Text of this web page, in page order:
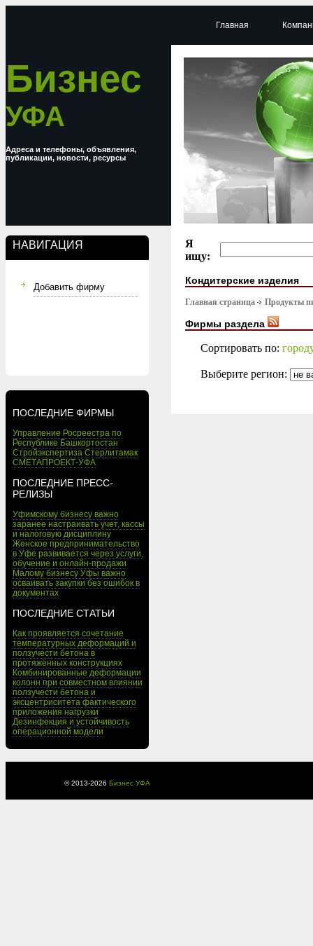
Бизнес
УФА
Адреса и телефоны, объявления,
публикации, новости, ресурсы
НАВИГАЦИЯ
Добавить фирму
ПОСЛЕДНИЕ ФИРМЫ
Управление Росреестра по
Республике Башкортостан
Стройэкспертиза Стерлитамак
СМЕТАПРОЕКТ-УФА
ПОСЛЕДНИЕ ПРЕСС-
РЕЛИЗЫ
Уфимскому бизнесу важно
заранее настраивать учет, кассы
и налоговую дисциплину
Женское предпринимательство
в Уфе развивается через услуги,
обучение и онлайн-продажи
Малому бизнесу Уфы важно
осваивать закупки без ошибок в
документах
ПОСЛЕДНИЕ СТАТЬИ
Как проявляется сочетание
температурных деформаций и
ползучести бетона в
протяжённых конструкциях
Комбинированные деформации
колонн при совместном влиянии
ползучести бетона и
эксцентриситета фактического
приложения нагрузки
Дезинфекция и устойчивость
операционной модели
Главная
Я
ищу:
Кондитерские изделия
Главная страница Продукты
Фирмы раздела
Сортировать по:
Выберите регион:
© 2013-2026 Бизнес УФА